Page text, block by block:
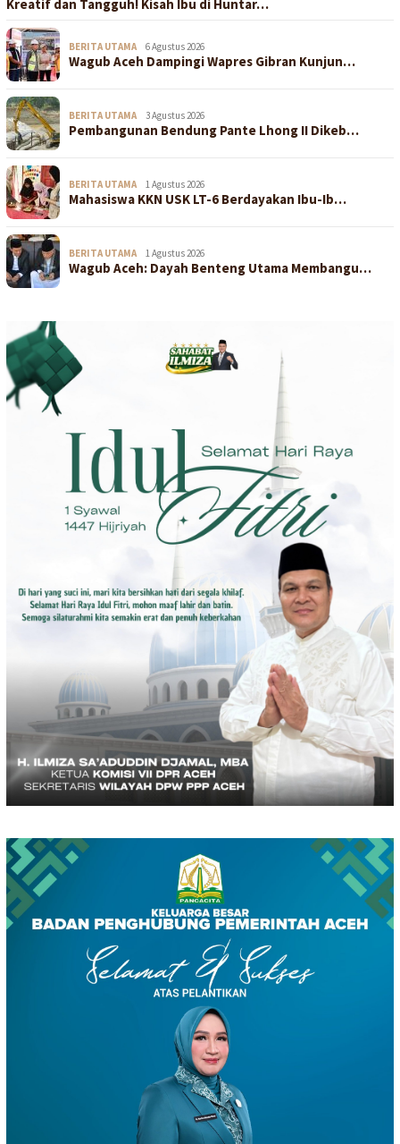
Kreatif dan Tangguh! Kisah Ibu di Huntar…
BERITA UTAMA 6 Agustus 2026
Wagub Aceh Dampingi Wapres Gibran Kunjun…
BERITA UTAMA 3 Agustus 2026
Pembangunan Bendung Pante Lhong II Dikeb…
BERITA UTAMA 1 Agustus 2026
Mahasiswa KKN USK LT-6 Berdayakan Ibu-Ib…
BERITA UTAMA 1 Agustus 2026
Wagub Aceh: Dayah Benteng Utama Membangu…